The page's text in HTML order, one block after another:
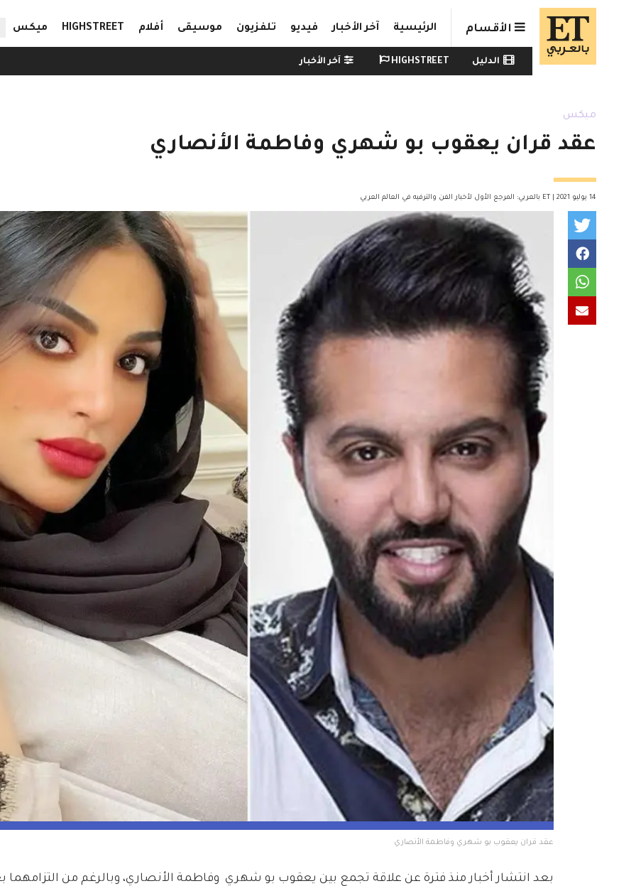
Skip to main content
الأقسام الرئيسية آخر الأخبار فيديو تلفزيون موسيقى أفلام HIGHSTREET ميكس
Watch menu
الدليل HIGHSTREET آخر الأخبار
ميكس
عقد قران يعقوب بو شهري وفاطمة الأنصاري
14 يوليو 2021 | ET بالعربي: المرجع الأول لأخبار الفن والترفيه في العالم العربي
عقد قران يعقوب بو شهري وفاطمة الأنصاري
بعد انتشار أخبار منذ فترة عن علاقة تجمع بين يعقوب بو شهري  وفاطمة الأنصاري، وبالرغم من التزامهما